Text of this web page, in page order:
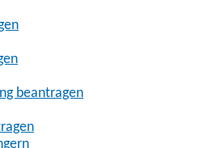
beantragen